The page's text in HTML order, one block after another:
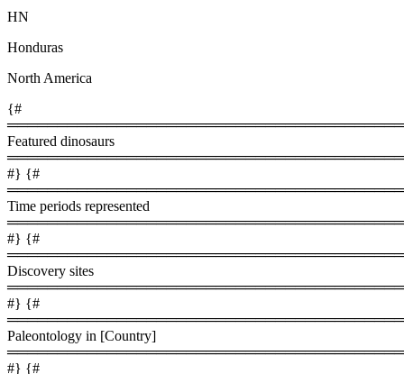
HN
Honduras
North America
{#
Featured dinosaurs
#} {#
Time periods represented
#} {#
Discovery sites
#} {#
Paleontology in [Country]
#} {#